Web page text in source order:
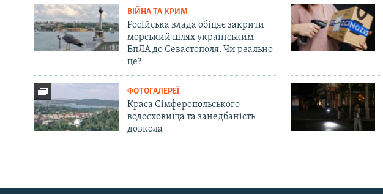
Русский
ВІЙНА ТА КРИМ
Російська влада обіцяє закрити
морський шлях українським
БпЛА до Севастополя. Чи реально
це?
ФОТОГАЛЕРЕЇ
Краса Сімферопольського
водосховища та занедбаність
довкола